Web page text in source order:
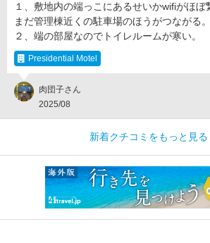
１、敷地内の端っこにあるせいかwifiがほぼ
まだ管理棟近くの駐車場のほうがつながる。
２、端の部屋なのでトイレルームが寒い。
Presidential Motel
肉団子さん
2025/08
新着クチコミをもっと見る